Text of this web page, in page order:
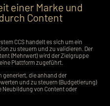
einer Marke und
Content
CCS handelt es sich um ein
zu steuern und zu validieren. Der
(Mehrwert) wird der Zielgruppe
Plattform zugeführt.
generiert, die anhand der
und zu steuern (Budgetierung)
Neubildung von Content oder